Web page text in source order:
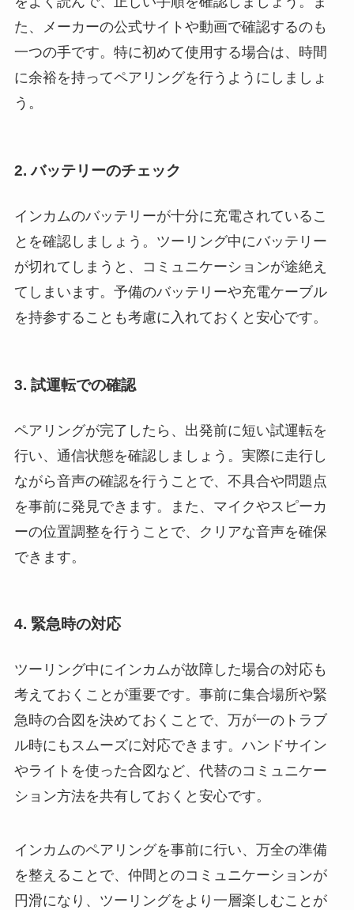
た、メーカーの公式サイトや動画で確認するのも
一つの手です。特に初めて使用する場合は、時間
に余裕を持ってペアリングを行うようにしましょ
う。
2. バッテリーのチェック
インカムのバッテリーが十分に充電されているこ
とを確認しましょう。ツーリング中にバッテリー
が切れてしまうと、コミュニケーションが途絶え
てしまいます。予備のバッテリーや充電ケーブル
を持参することも考慮に入れておくと安心です。
3. 試運転での確認
ペアリングが完了したら、出発前に短い試運転を
行い、通信状態を確認しましょう。実際に走行し
ながら音声の確認を行うことで、不具合や問題点
を事前に発見できます。また、マイクやスピーカ
ーの位置調整を行うことで、クリアな音声を確保
できます。
4. 緊急時の対応
ツーリング中にインカムが故障した場合の対応も
考えておくことが重要です。事前に集合場所や緊
急時の合図を決めておくことで、万が一のトラブ
ル時にもスムーズに対応できます。ハンドサイン
やライトを使った合図など、代替のコミュニケー
ション方法を共有しておくと安心です。
インカムのペアリングを事前に行い、万全の準備
を整えることで、仲間とのコミュニケーションが
円滑になり、ツーリングをより一層楽しむことが